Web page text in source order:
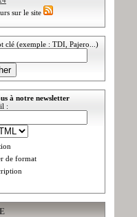
sur le site
clé (exemple : TDI, Pajero...)
à notre newsletter
:
de format